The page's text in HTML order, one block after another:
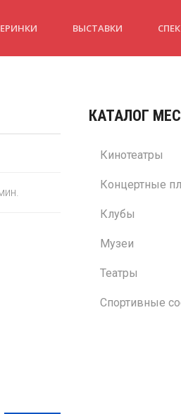
ВЫСТАВКИ
КАТАЛОГ
Кинотеатры
Концертные
Клубы
Музеи
Театры
Спортивные